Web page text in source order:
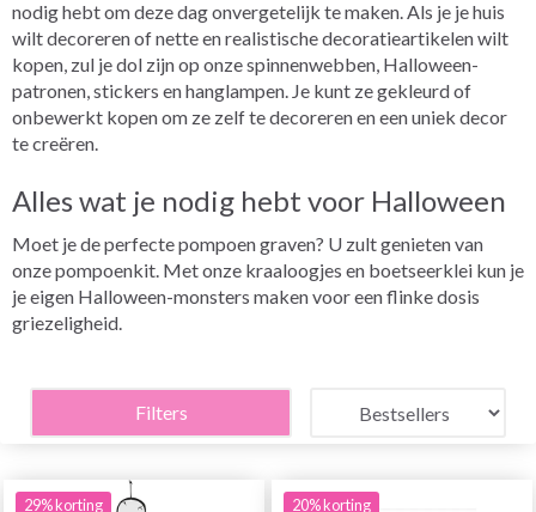
nodig hebt om deze dag onvergetelijk te maken. Als je je huis
wilt decoreren of nette en realistische decoratieartikelen wilt
kopen, zul je dol zijn op onze spinnenwebben, Halloween-
patronen, stickers en hanglampen. Je kunt ze gekleurd of
onbewerkt kopen om ze zelf te decoreren en een uniek decor
te creëren.
Alles wat je nodig hebt voor Halloween
Moet je de perfecte pompoen graven? U zult genieten van
onze pompoenkit. Met onze kraaloogjes en boetseerklei kun je
je eigen Halloween-monsters maken voor een flinke dosis
griezeligheid.
Filters
29% korting 20% korting